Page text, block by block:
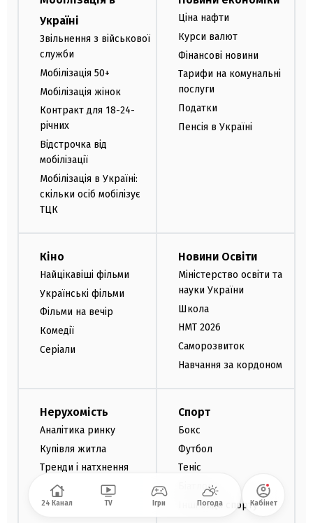
Україні
Звільнення з військової
служби
Мобілізація 50+
Мобілізація жінок
Контракт для 18-24-
річних
Відстрочка від
мобілізації
Мобілізація в Україні:
скільки осіб мобілізує
ТЦК
Ціна нафти
Курси валют
Фінансові новини
Тарифи на комунальні
послуги
Податки
Пенсія в Україні
Кіно
Найцікавіші фільми
Українські фільми
Фільми на вечір
Комедії
Серіали
Новини Освіти
Міністерство освіти та
науки України
Школа
НМТ 2026
Саморозвиток
Навчання за кордоном
Нерухомість
Аналітика ринку
Купівля житла
Тренди і натхнення
Спорт
Бокс
Футбол
Теніс
Біатлон
Інші види спорту
24 Канал TV Ігри Погода Кабінет